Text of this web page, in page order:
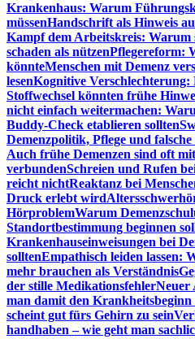
Krankenhaus: Warum
müssenHandschrift als Hinweis
Kampf dem Arbeitskreis: Warum
schaden als nützenPflegereform:
könnteMenschen mit Demenz
lesenKognitive
Stoffwechsel könnten frühe
nicht einfach weitermachen:
Buddy-Check etablieren sollten
Demenzpolitik, Pflege und
Auch frühe Demenzen sind oft
verbundenSchreien und Rufen
reicht nichtReaktanz bei
Druck erlebt wird
HörproblemWarum
Standortbestimmung beginnen
Krankenhauseinweisungen bei
solltenEmpathisch leiden lassen:
mehr brauchen als Verständnis
der stille MedikationsfehlerNeuer
man damit den Krankheitsbeginn
scheint gut fürs Gehirn zu sein
handhaben – wie geht man